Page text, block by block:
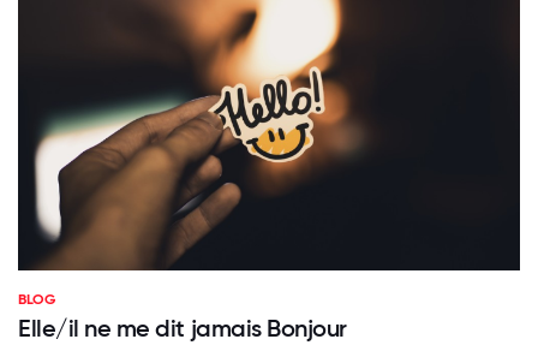
BLOG
Elle/il ne me dit jamais Bonjour